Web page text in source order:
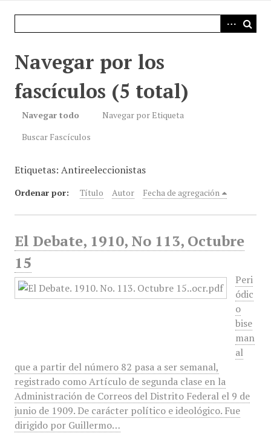
Navegar por los
fascículos (5 total)
Navegar todo
Navegar por Etiqueta
Buscar Fascículos
Etiquetas: Antireeleccionistas
Ordenar por: Título Autor Fecha de agregación
El Debate, 1910, No 113, Octubre
15
Peri
ódic
o
bise
man
al
que a partir del número 82 pasa a ser semanal,
registrado como Artículo de segunda clase en la
Administración de Correos del Distrito Federal el 9 de
junio de 1909. De carácter político e ideológico. Fue
dirigido por Guillermo…